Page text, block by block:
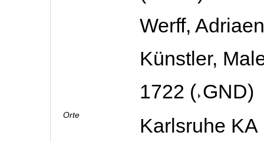
Werff,
Künstler,
1722 ( GND)
Orte
Karlsruhe KA